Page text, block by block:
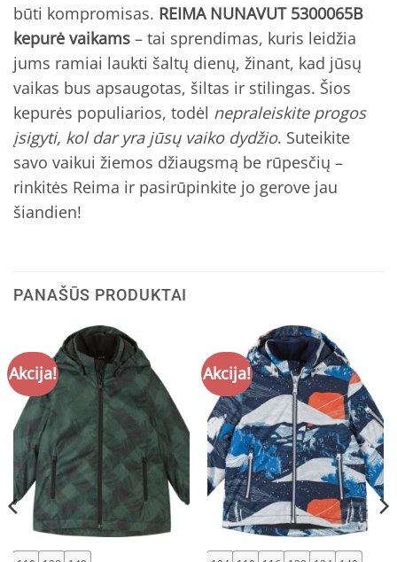
būti kompromisas. REIMA NUNAVUT 5300065B
kepurė vaikams – tai sprendimas, kuris leidžia
jums ramiai laukti šaltų dienų, žinant, kad jūsų
vaikas bus apsaugotas, šiltas ir stilingas. Šios
kepurės populiarios, todėl nepraleiskite progos
įsigyti, kol dar yra jūsų vaiko dydžio. Suteikite
savo vaikui žiemos džiaugsmą be rūpesčių –
rinkitės Reima ir pasirūpinkite jo gerove jau
šiandien!
PANAŠŪS PRODUKTAI
Akcija! Akcija!